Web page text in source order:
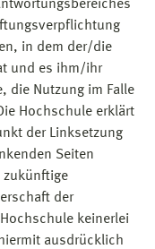
in dem der/die
und es ihm/ihr
die Nutzung im Falle
Hochschule erklärt
der Linksetzung
Seiten
zukünftige
der
keinerlei
ausdrücklich